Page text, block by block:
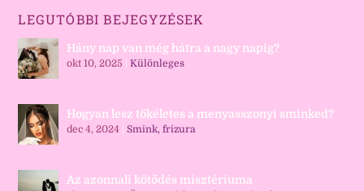
LEGUTÓBBI BEJEGYZÉSEK
Hány nap van még hátra a nagy napig?
okt 10, 2025 |Különleges
Hogyan lesz tökéletes a menyasszonyi sminked?
dec 4, 2024 |Smink, frizura
Az azonnali kötődés misztériuma